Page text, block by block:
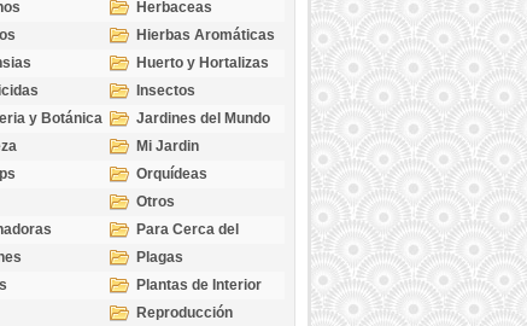
Herbaceas
Hierbas Aromáticas
Huerto y Hortalizas
Insectos
y Botánica
Jardines del Mundo
Mi Jardin
Orquídeas
Otros
Para Cerca del
Estanque
Plagas
Plantas de Interior
Reproducción